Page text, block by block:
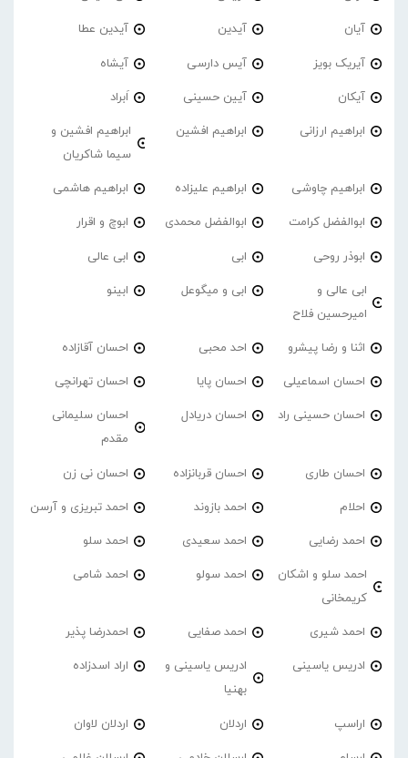
آیان آیدین آیدین عطا
آیریک بویز آیس دارسی آیشاه
آیکان آیین حسینی اَبراد
ابراهیم ارزانی ابراهیم افشین
ابراهیم افشین و
سیما شاکریان
ابراهیم چاوشی ابراهیم علیزاده ابراهیم هاشمی
ابوالفضل کرامت ابوالفضل محمدی ابوچ و اقرار
ابوذر روحی ابی ابی عالی
ابی عالی و
امیرحسین فلاح
ابی و میگوعل ابینو
اثنا و رضا پیشرو احد محبی احسان آقازاده
احسان اسماعیلی احسان پایا احسان تهرانچی
احسان حسینی راد احسان دریادل
احسان سلیمانی
مقدم
احسان طاری احسان قربانزاده احسان نی زن
احلام احمد بازوند احمد تبریزی و آرسن
احمد‌ رضایی احمد سعیدی احمد سلو
احمد سلو و اشکان
کریمخانی
احمد سولو احمد شامی
احمد شیری احمد صفایی احمدرضا پذیر
ادریس یاسینی
ادریس یاسینی و
بهنیا
اراد اسدزاده
اراسپ اردلان اردلان لاوان